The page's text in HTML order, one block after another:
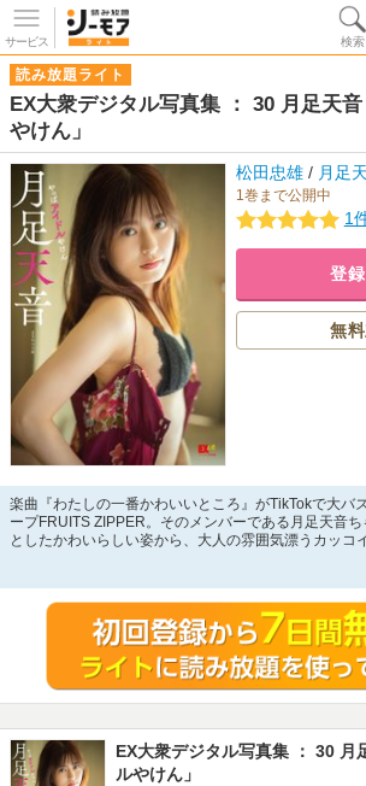
サービス 検索
読み放題ライト
EX大衆デジタル写真集 ： 30 月足天
やけん」
松田忠雄 / 月足
1巻まで公開中
1
登
無
楽曲『わたしの一番かわいいところ』がTikTokで大バ
ープFRUITS ZIPPER。そのメンバーである月足天音
としたかわいらしい姿から、大人の雰囲気漂うカッコ
天音ちゃんの“一番かわいいところ”を68ページの大ボ
レイを備えた端末で読むことに適しています。また、
索、辞書の参照、引用などの機能が使用できません。
EX大衆デジタル写真集 ： 30 月
ルやけん」